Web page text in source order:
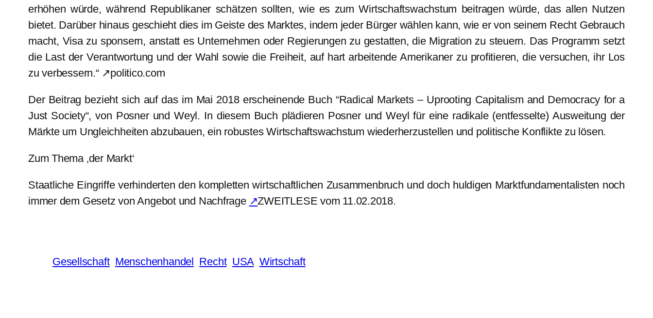
erhöhen würde, während Republikaner schätzen sollten, wie es zum Wirtschaftswachstum beitragen würde, das allen Nutzen
bietet. Darüber hinaus geschieht dies im Geiste des Marktes, indem jeder Bürger wählen kann, wie er von seinem Recht Gebrauch
macht, Visa zu sponsern, anstatt es Unternehmen oder Regierungen zu gestatten, die Migration zu steuern. Das Programm setzt
die Last der Verantwortung und der Wahl sowie die Freiheit, auf hart arbeitende Amerikaner zu profitieren, die versuchen, ihr Los
zu verbessern.“ ↗politico.com
Der Beitrag bezieht sich auf das im Mai 2018 erscheinende Buch “Radical Markets – Uprooting Capitalism and Democracy for a
Just Society“, von Posner und Weyl. In diesem Buch plädieren Posner und Weyl für eine radikale (entfesselte) Ausweitung der
Märkte um Ungleichheiten abzubauen, ein robustes Wirtschaftswachstum wiederherzustellen und politische Konflikte zu lösen.
Zum Thema ‚der Markt‘
Staatliche Eingriffe verhinderten den kompletten wirtschaftlichen Zusammenbruch und doch huldigen Marktfundamentalisten noch
immer dem Gesetz von Angebot und Nachfrage ↗ZWEITLESE vom 11.02.2018.
Gesellschaft Menschenhandel Recht USA Wirtschaft